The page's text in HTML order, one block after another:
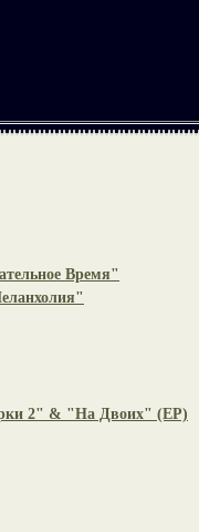
Время"
2" & "На Двоих" (EP)